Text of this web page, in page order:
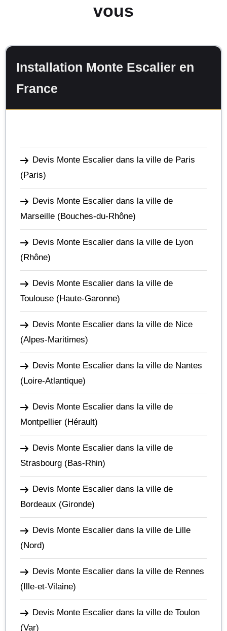
vous
Installation Monte Escalier en
France
Devis Monte Escalier dans la ville de Paris
(Paris)
Devis Monte Escalier dans la ville de
Marseille (Bouches-du-Rhône)
Devis Monte Escalier dans la ville de Lyon
(Rhône)
Devis Monte Escalier dans la ville de
Toulouse (Haute-Garonne)
Devis Monte Escalier dans la ville de Nice
(Alpes-Maritimes)
Devis Monte Escalier dans la ville de Nantes
(Loire-Atlantique)
Devis Monte Escalier dans la ville de
Montpellier (Hérault)
Devis Monte Escalier dans la ville de
Strasbourg (Bas-Rhin)
Devis Monte Escalier dans la ville de
Bordeaux (Gironde)
Devis Monte Escalier dans la ville de Lille
(Nord)
Devis Monte Escalier dans la ville de Rennes
(Ille-et-Vilaine)
Devis Monte Escalier dans la ville de Toulon
(Var)